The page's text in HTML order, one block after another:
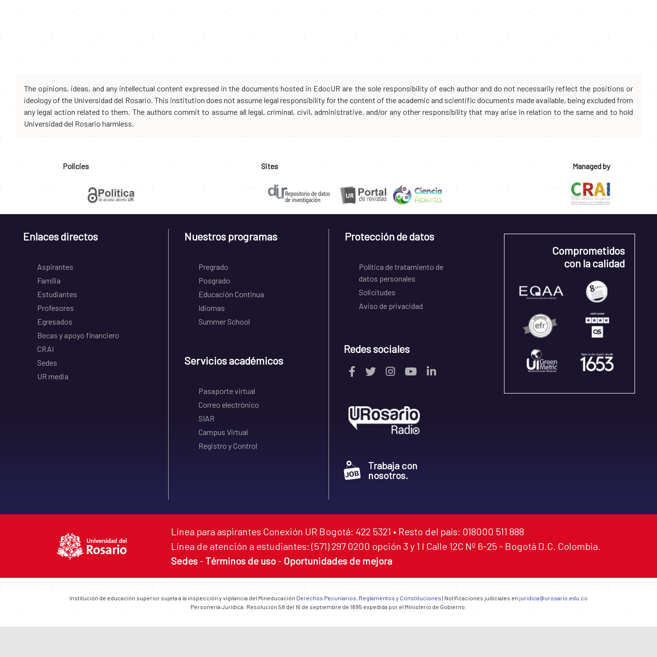
The opinions, ideas, and any intellectual content expressed in the documents hosted in EdocUR are the sole responsibility of each author and do not necessarily reflect the positions or
ideology of the Universidad del Rosario. This institution does not assume legal responsibility for the content of the academic and scientific documents made available, being excluded from
any legal action related to them. The authors commit to assume all legal, criminal, civil, administrative, and/or any other responsibility that may arise in relation to the same and to hold
Universidad del Rosario harmless.
Policies Sites Managed by
Enlaces directos
Aspirantes
Familia
Estudiantes
Profesores
Egresados
Becas y apoyo financiero
CRAI
Sedes
UR media
Nuestros programas
Pregrado
Posgrado
Educación Continua
Idiomas
Summer School
Servicios académicos
Pasaporte virtual
Correo electrónico
SIAR
Campus Virtual
Registro y Control
Protección de datos
Política de tratamiento de
datos personales
Solicitudes
Aviso de privacidad
Redes sociales
Trabaja con
nosotros.
Comprometidos
con la calidad
Línea para aspirantes Conexión UR Bogotá: 422 5321 • Resto del país: 018000 511 888
Línea de atención a estudiantes: (571) 297 0200 opción 3 y 1 I Calle 12C Nº 6-25 - Bogotá D.C. Colombia.
Sedes - Términos de uso - Oportunidades de mejora
Institución de educación superior sujeta a la inspección y vigilancia del Mineducación Derechos Pecuniarios, Reglamentos y Constituciones | Notificaciones judiciales en juridica@urosario.edu.co
Personería Jurídica: Resolución 58 del 16 de septiembre de 1895 expedida por el Ministerio de Gobierno.